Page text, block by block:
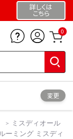
詳しくは
こちら
0
変更
ミスディオール
ーミング ミスディ